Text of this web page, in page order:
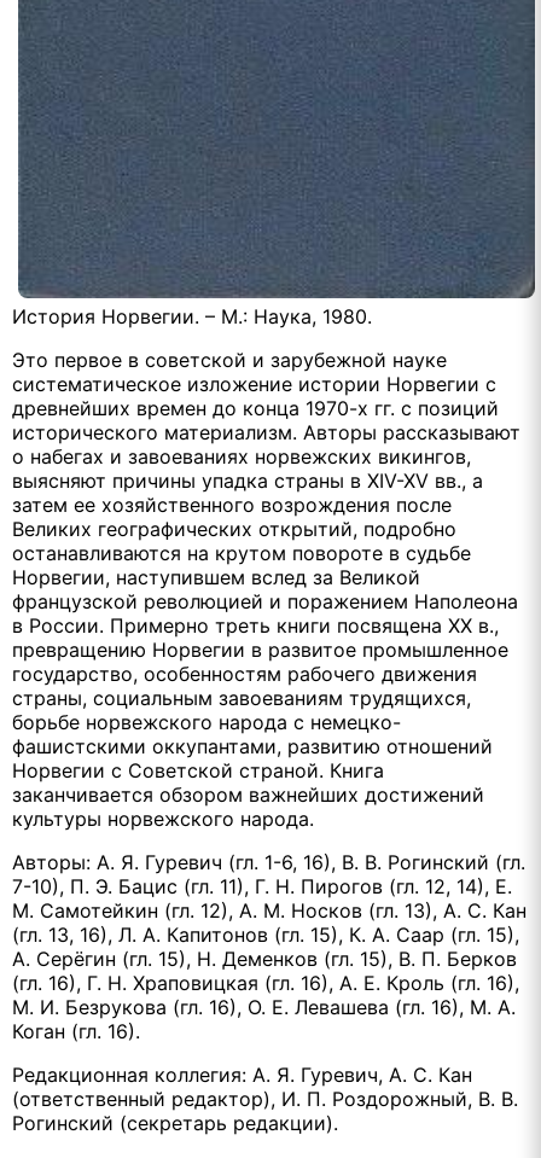
История Норвегии. – М.: Наука, 1980.
Это первое в советской и зарубежной науке
систематическое изложение истории Норвегии с
древнейших времен до конца 1970-х гг. с позиций
исторического материализм. Авторы рассказывают
о набегах и завоеваниях норвежских викингов,
выясняют причины упадка страны в XIV-XV вв., а
затем ее хозяйственного возрождения после
Великих географических открытий, подробно
останавливаются на крутом повороте в судьбе
Норвегии, наступившем вслед за Великой
французской революцией и поражением Наполеона
в России. Примерно треть книги посвящена XX в.,
превращению Норвегии в развитое промышленное
государство, особенностям рабочего движения
страны, социальным завоеваниям трудящихся,
борьбе норвежского народа с немецко-
фашистскими оккупантами, развитию отношений
Норвегии с Советской страной. Книга
заканчивается обзором важнейших достижений
культуры норвежского народа.
Авторы: А. Я. Гуревич (гл. 1-6, 16), В. В. Рогинский (гл.
7-10), П. Э. Бацис (гл. 11), Г. Н. Пирогов (гл. 12, 14), Е.
М. Самотейкин (гл. 12), А. М. Носков (гл. 13), А. С. Кан
(гл. 13, 16), Л. А. Капитонов (гл. 15), К. А. Саар (гл. 15),
А. Серёгин (гл. 15), Н. Деменков (гл. 15), В. П. Берков
(гл. 16), Г. Н. Храповицкая (гл. 16), А. Е. Кроль (гл. 16),
М. И. Безрукова (гл. 16), О. Е. Левашева (гл. 16), М. А.
Коган (гл. 16).
Редакционная коллегия: А. Я. Гуревич, А. С. Кан
(ответственный редактор), И. П. Роздорожный, В. В.
Рогинский (секретарь редакции).